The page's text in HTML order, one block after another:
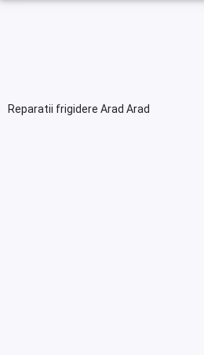
Reparatii frigidere Arad Arad